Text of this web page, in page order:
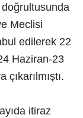
Meclisi
edilerek 22
Haziran-23
itiraz